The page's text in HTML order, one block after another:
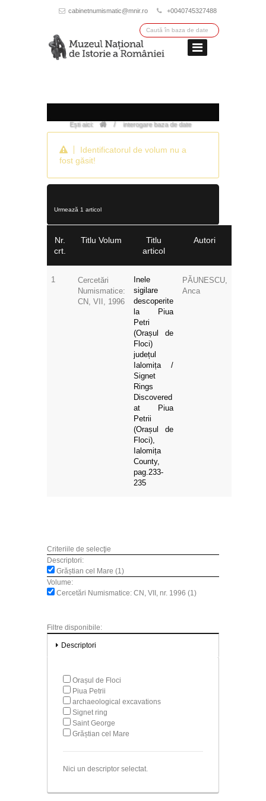
cabinetnumismatic@mnir.ro +0040745327488
Ești aici: / interogare baza de date
Identificatorul de volum nu a
fost găsit!
Urmează 1 articol
Nr.
crt.
Titlu Volum
Titlu
articol
Autori
1
Cercetări
Numismatice:
CN, VII, 1996
Inele
sigilare
descoperite
la Piua
Petri
(Orașul de
Floci)
județul
Ialomița /
Signet
Rings
Discovered
at Piua
Petrii
(Orașul de
Floci),
Ialomița
County,
pag.233-
235
PĂUNESCU,
Anca
Criteriile de selecţie
Descriptori:
Grăștian cel Mare (1)
Volume:
Cercetări Numismatice: CN, VII, nr. 1996 (1)
Filtre disponibile:
Descriptori
Orașul de Floci
Piua Petrii
archaeological excavations
Signet ring
Saint George
Grăștian cel Mare
Nici un descriptor selectat.